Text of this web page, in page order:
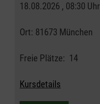
18.08.2026 , 08:30 Uhr
Ort: 81673 München
Freie Plätze: 14
Kursdetails